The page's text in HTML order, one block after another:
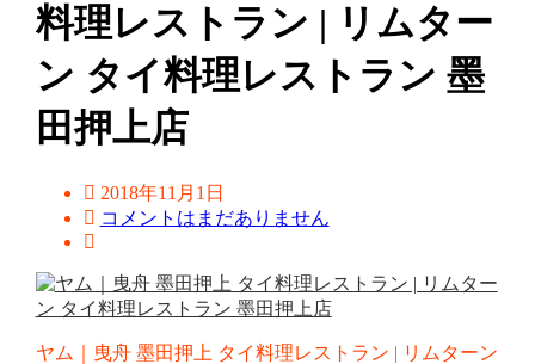
料理レストラン | リムター
ン タイ料理レストラン 墨
田押上店
2018年11月1日
コメントはまだありません
ヤム｜曳舟 墨田押上 タイ料理レストラン | リムターン